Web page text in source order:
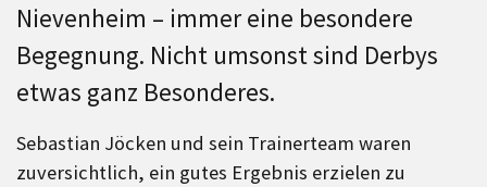
Nievenheim – immer eine besondere
Begegnung. Nicht umsonst sind Derbys
etwas ganz Besonderes.
Sebastian Jöcken und sein Trainerteam waren
zuversichtlich, ein gutes Ergebnis erzielen zu